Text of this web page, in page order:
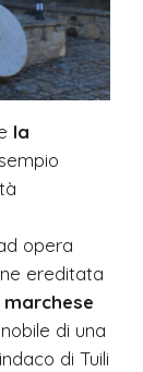
la
opera
ereditata
marchese
nobile di una
di Tuili